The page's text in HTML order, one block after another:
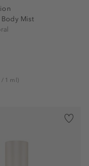
Body Mist
/ 1 ml)